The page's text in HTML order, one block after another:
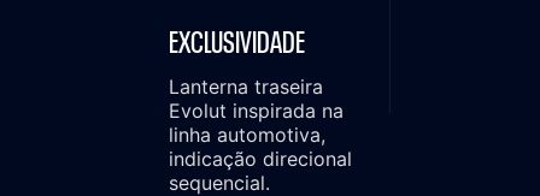
EXCLUSIVIDADE
Lanterna traseira
Evolut inspirada na
linha automotiva,
indicação direcional
sequencial.